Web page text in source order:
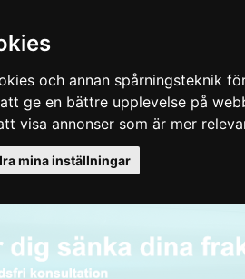
och annan spårningsteknik
ge en bättre upplevelse på
visa annonser som är mer
mina inställningar